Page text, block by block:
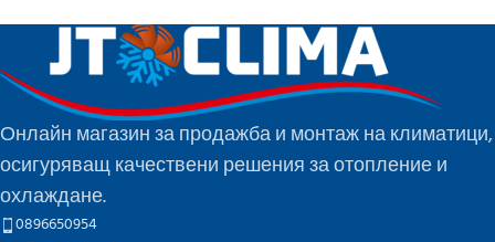
Онлайн магазин за продажба и монтаж на климатици,
осигуряващ качествени решения за отопление и
охлаждане.
0896650954